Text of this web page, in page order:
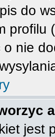
do
profilu
o nie
jest